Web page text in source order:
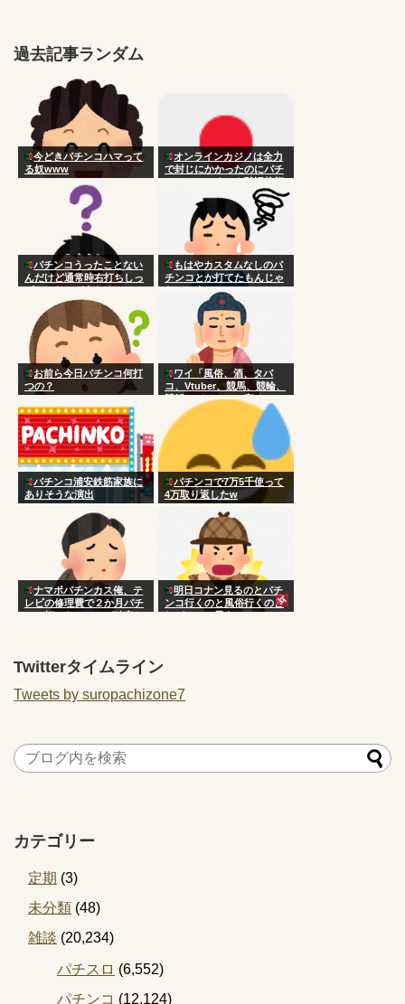
過去記事ランダム
今どきパチンコハマって
る奴www
オンラインカジノは全力
で封じにかかったのにパチ
ンコはいつまでも黙認状態
パチンコうったことない
んだけど通常時右打ちしっ
ぱなしだとどうなるの？
もはやカスタムなしのパ
チンコとか打てたもんじゃ
ないのよ
お前ら今日パチンコ何打
つの？
ワイ「風俗、酒、タバ
コ、Vtuber、競馬、競輪、
競艇、パチンコ、宝くじ一
切やりません興味ありませ
ん」
パチンコ浦安鉄筋家族に
ありそうな演出
パチンコで7万5千使って
4万取り返したw
ナマポパチンカス俺、テ
レビの修理費で２か月パチ
ンコ打てないことが確定し
明日コナン見るのとパチ
ンコ行くのと風俗行くのど
れがいいと思う？
Twitterタイムライン
Tweets by suropachizone7
カテゴリー
定期 (3)
未分類 (48)
雑談 (20,234)
パチスロ (6,552)
パチンコ (12,124)